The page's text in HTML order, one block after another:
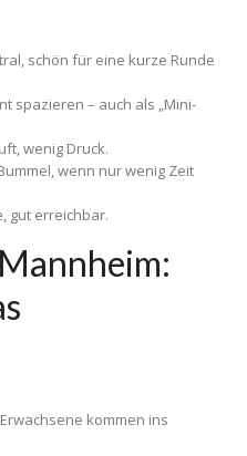
schön für eine kurze Runde
spazieren – auch als „Mini-
wenig Druck.
wenn nur wenig Zeit
gut erreichbar.
kommen ins